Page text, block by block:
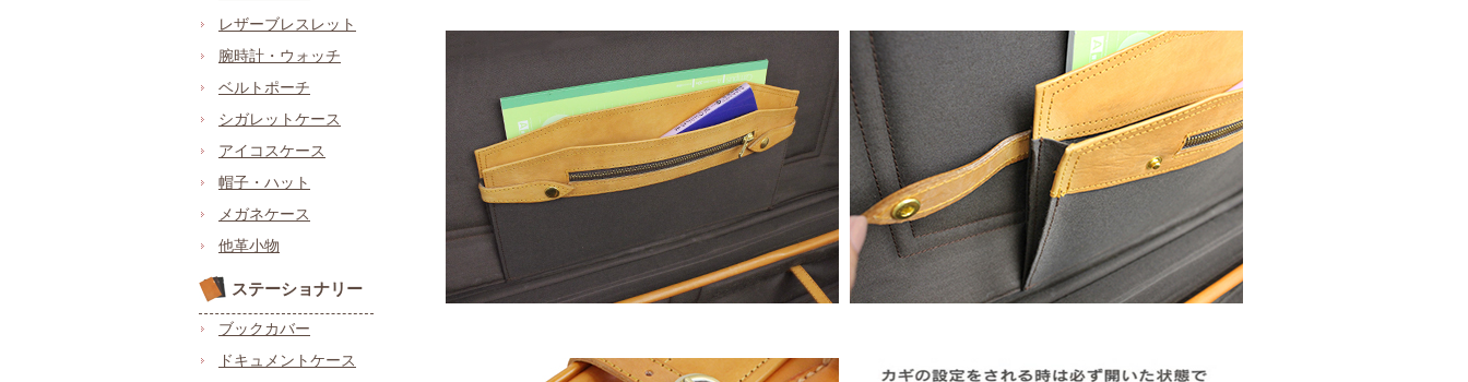
レザーブレスレット
腕時計・ウォッチ
ベルトポーチ
シガレットケース
アイコスケース
帽子・ハット
メガネケース
他革小物
ステーショナリー
ブックカバー
ドキュメントケース